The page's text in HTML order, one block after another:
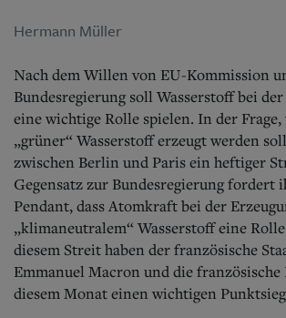
Hermann Müller
Nach dem Willen von EU-Kommission
Bundesregierung soll Wasserstoff bei
eine wichtige Rolle spielen. In der
„grüner“ Wasserstoff erzeugt werden
zwischen Berlin und Paris ein heftiger
Gegensatz zur Bundesregierung fordert
Pendant, dass Atomkraft bei der
„klimaneutralem“ Wasserstoff eine
diesem Streit haben der französische
Emmanuel Macron und die französische
diesem Monat einen wichtigen